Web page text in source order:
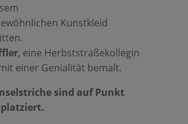
Kunstkleid
, eine Herbststraßekollegin
einer Genialität bemalt.
sind auf Punkt